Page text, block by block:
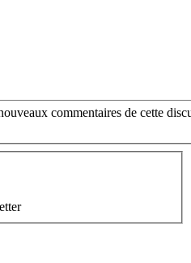
commentaires de cette